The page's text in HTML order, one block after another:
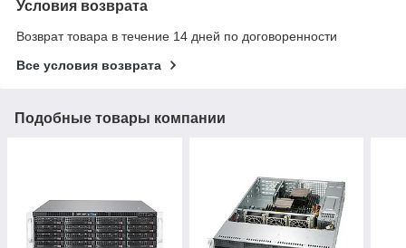
Условия возврата
Возврат товара в течение 14 дней по договоренности
Все условия возврата
Подобные товары компании